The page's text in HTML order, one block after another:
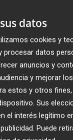
día a tu correo
datos
cookies y
datos
anuncios y
y mejorar
estos y otros
Sus
el interés legítimo
. Puede